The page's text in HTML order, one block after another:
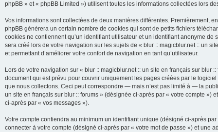
phpBB » et « phpBB Limited ») utilisent toutes les informations collectées lors
Vos informations sont collectées de deux manières différentes. Premièrement,
phpBB génèrera un certain nombre de cookies qui sont de petits fichiers
cookies ne contiennent qu’un identifiant utilisateur et un identifiant anonyme
sera créé lors de votre navigation sur les sujets de « blur :: magicblur.net :: un
et permettant d’améliorer votre confort de navigation en tant qu’utilisateur.
Lors de votre navigation sur « blur :: magicblur.net :: un site en français sur
document qui est prévu pour couvrir uniquement les pages créées par le
que nous collectons. Ceci peut correspondre — mais n’est pas limité à — la
un site en français sur blur :: forums » (désignée ci-après par « votre compte
ci-après par « vos messages »).
Votre compte contiendra au minimum un identifiant unique (désigné ci-après
connecter à votre compte (désigné ci-après par « votre mot de passe ») et une